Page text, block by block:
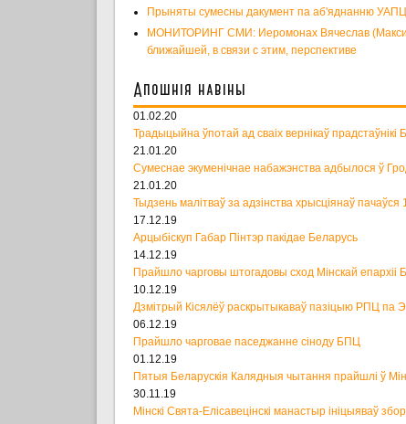
Прыняты сумесны дакумент па аб'яднанню
МОНИТОРИНГ СМИ: Иеромонах Вячеслав
ближайшей, в связи с этим, перспективе
Апошнія навіны
01.02.20
Традыцыйна ўпотай ад сваіх вернікаў
21.01.20
Сумеснае экуменічнае набажэнства адбылося ў
21.01.20
Тыдзень малітваў за адзінства хрысціянаў пачаўся
17.12.19
Арцыбіскуп Габар Пінтэр пакідае Беларусь
14.12.19
Прайшло чарговы штогадовы сход Мінскай епархіі
10.12.19
Дзмітрый Кісялёў раскрытыкаваў пазіцыю РПЦ па
06.12.19
Прайшло чарговае паседжанне сіноду БПЦ
01.12.19
Пятыя Беларускія Калядныя чытання прайшлі ў
30.11.19
Мінскі Свята-Елісавецінскі манастыр ініцыяваў